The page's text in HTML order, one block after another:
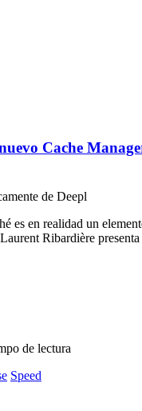
Cache
de Deepl
es en realidad un
Ribardière
de lectura
Speed